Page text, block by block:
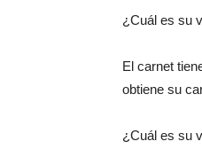
¿Cuál es su
El carnet
obtiene su
¿Cuál es su